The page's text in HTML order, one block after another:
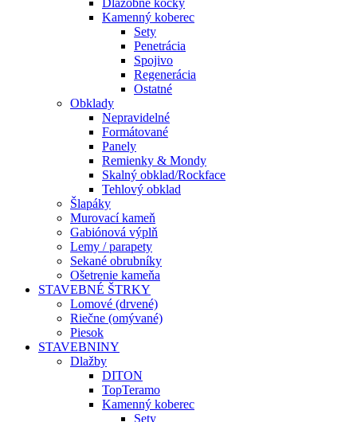
Dlažobné kocky
Kamenný koberec
Sety
Penetrácia
Spojivo
Regenerácia
Ostatné
Obklady
Nepravidelné
Formátované
Panely
Remienky & Mondy
Skalný obklad/Rockface
Tehlový obklad
Šlapáky
Murovací kameň
Gabiónová výplň
Lemy / parapety
Sekané obrubníky
Ošetrenie kameňa
STAVEBNÉ ŠTRKY
Lomové (drvené)
Riečne (omývané)
Piesok
STAVEBNINY
Dlažby
DITON
TopTeramo
Kamenný koberec
Sety